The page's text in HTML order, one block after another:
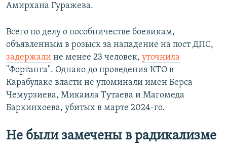
Амирхана Гуражева.
Всего по делу о пособничестве боевикам,
объявленным в розыск за нападение на пост ДПС,
задержали не менее 23 человек, уточнила
"Фортанга". Однако до проведения КТО в
Карабулаке власти не упоминали имен Берса
Чемурзиева, Микаила Тутаева и Магомеда
Баркинхоева, убитых в марте 2024-го.
Не были замечены в радикализме